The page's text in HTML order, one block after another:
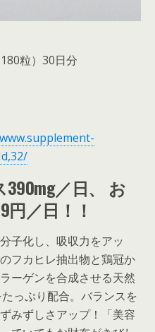
粒）30日分
／日、 お
／日！！
子化し、吸収力をアッ
フカヒレ抽出物と鶏冠か
ーゲンを合成させる天然
っぷり配合。バランスを
みずしさアップ！「美容